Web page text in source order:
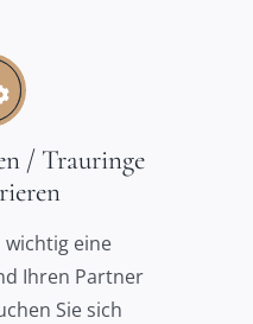
/ Trauringe
wichtig eine
Ihren Partner
Sie sich